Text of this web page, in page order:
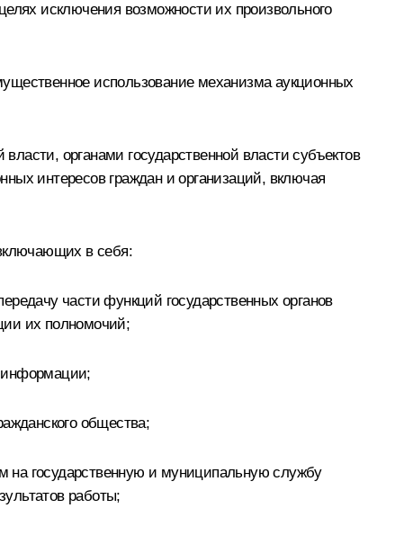
исключения возможности их произвольного
использование механизма аукционных
органами государственной власти субъектов
интересов граждан и организаций, включая
в себя:
части функций государственных органов
их полномочий;
информации;
общества;
на государственную и муниципальную службу
работы;